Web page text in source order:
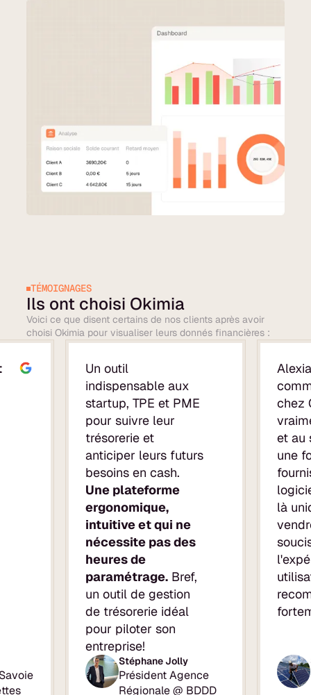
TÉMOIGNAGES
Ils ont choisi Okimia
Voici ce que disent certains de nos clients après avoir
choisi Okimia pour visualiser leurs donnés financières :
Un outil
indispensable aux
startup, TPE et PME
pour suivre leur
trésorerie et
anticiper leurs futurs
besoins en cash.
Une plateforme
ergonomique,
intuitive et qui ne
nécessite pas des
heures de
paramétrage. Bref,
un outil de gestion
de trésorerie idéal
pour piloter son
entreprise!
Stéphane Jolly
Président Agence
Régionale @ BDDD
chez
et au
une
là